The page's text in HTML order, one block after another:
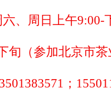
、周日上午9:00-
旬（参加北京市茶
；